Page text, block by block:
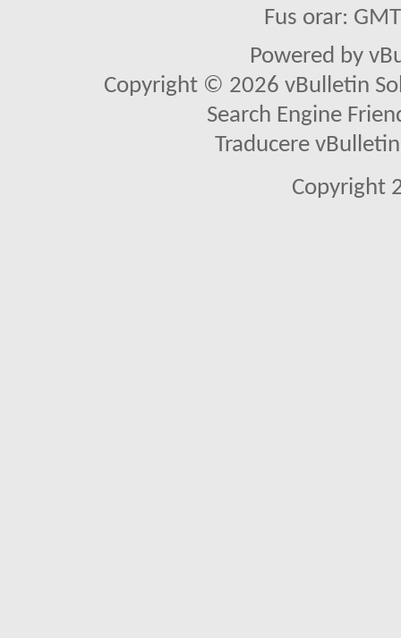
Fus orar:
Powered by
Copyright © 2026 vBulletin
Search Engine
Traducere
Copyright